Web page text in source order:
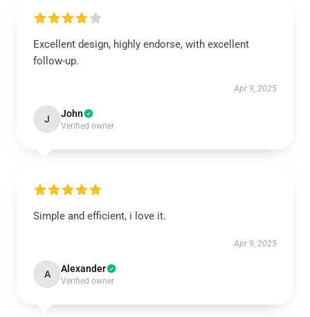
Excellent design, highly endorse, with excellent
follow-up.
Apr 9, 2025
J John
Verified owner
Simple and efficient, i love it.
Apr 9, 2025
A Alexander
Verified owner